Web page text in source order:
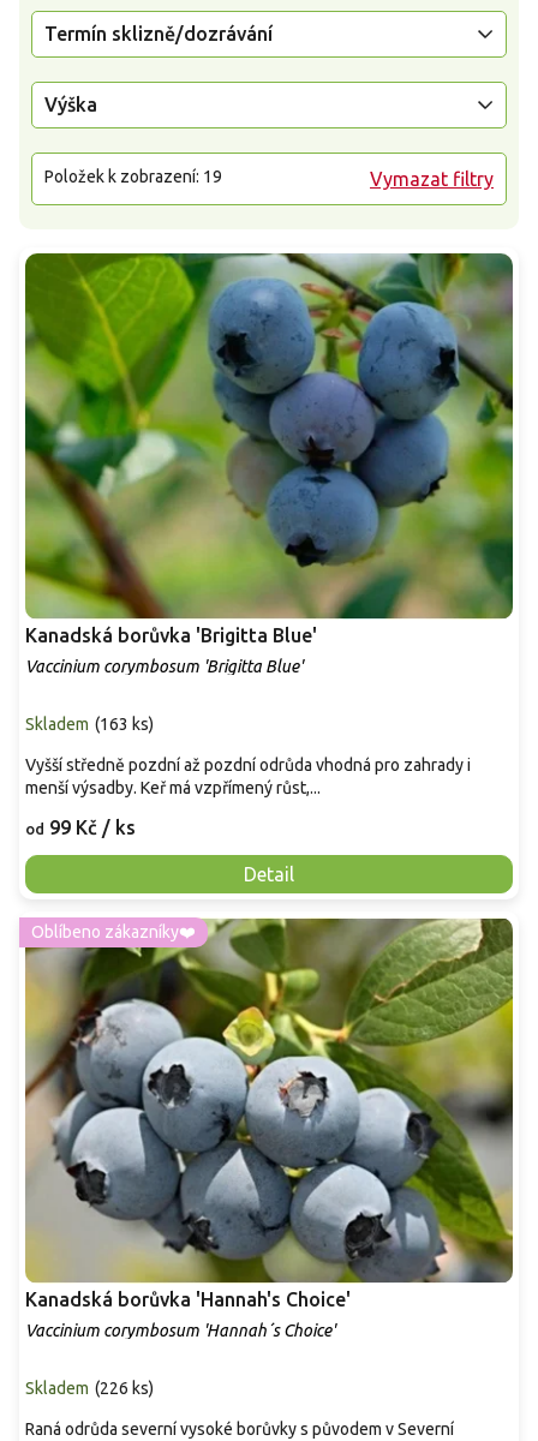
Termín sklizně/dozrávání
Výška
Vymazat filtry
Položek k zobrazení: 19
Kanadská borůvka 'Brigitta Blue'
Vaccinium corymbosum 'Brigitta Blue'
Skladem (163 ks)
od 99 Kč / ks
Detail
Vyšší středně pozdní až pozdní odrůda vhodná pro zahrady i
menší výsadby. Keř má vzpřímený růst,...
Oblíbeno zákazníky❤️
Kanadská borůvka 'Hannah's Choice'
Vaccinium corymbosum 'Hannah´s Choice'
Skladem (226 ks)
Raná odrůda severní vysoké borůvky s původem v Severní